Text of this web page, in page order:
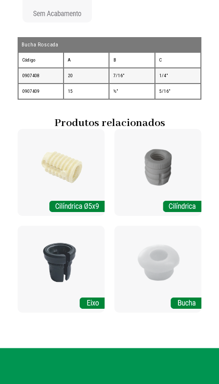
Bucha Roscada
Código A B C
0907408 20 7/16" 1/4"
0907409 15 ½" 5/16"
Produtos relacionados